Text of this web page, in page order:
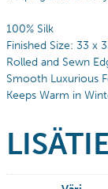
100% Silk
Finished Size: 33 x
Rolled and Sewn
Smooth Luxurious
Keeps Warm in